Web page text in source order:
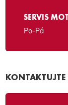
SERVIS
Po-Pá
KONTAKTUJTE